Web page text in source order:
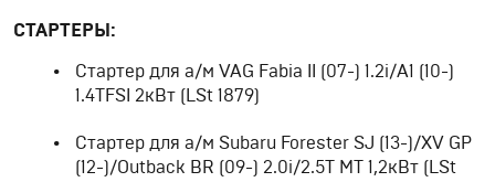
СТАРТЕРЫ:
Стартер для а/м VAG Fabia II (07-) 1.2i/A1 (10-)
1.4TFSI 2кВт (LSt 1879)
Стартер для а/м Subaru Forester SJ (13-)/XV GP
(12-)/Outback BR (09-) 2.0i/2.5T MT 1,2кВт (LSt